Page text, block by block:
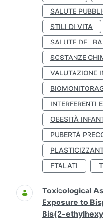
SALUTE
STILI DI VITA
SALUTE DEL
SOSTANZE
VALUTAZIONE
INTERFERENTI
OBESITÀ
PUBERTÀ
FTALATI
Toxicological
Exposure to
Bis(2-